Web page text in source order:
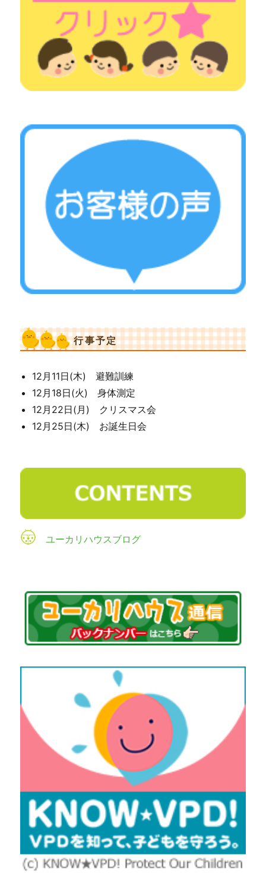
行事予定
12月11日(木) 避難訓練
12月18日(火) 身体測定
12月22日(月) クリスマス会
12月25日(木) お誕生日会
ユーカリハウスブログ